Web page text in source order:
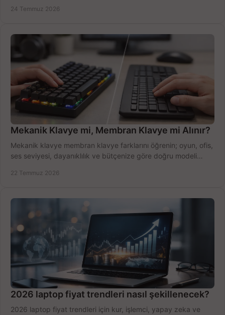
24 Temmuz 2026
Mekanik Klavye mi, Membran Klavye mi Alınır?
Mekanik klavye membran klavye farklarını öğrenin; oyun, ofis,
ses seviyesi, dayanıklılık ve bütçenize göre doğru modeli
22 Temmuz 2026
2026 laptop fiyat trendleri nasıl şekillenecek?
2026 laptop fiyat trendleri için kur, işlemci, yapay zeka ve